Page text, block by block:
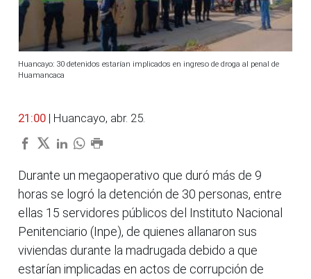
Huancayo: 30 detenidos estarían implicados en ingreso de droga al penal de
Huamancaca
21:00 | Huancayo, abr. 25.
Durante un megaoperativo que duró más de 9
horas se logró la detención de 30 personas, entre
ellas 15 servidores públicos del Instituto Nacional
Penitenciario (Inpe), de quienes allanaron sus
viviendas durante la madrugada debido a que
estarían implicadas en actos de corrupción de